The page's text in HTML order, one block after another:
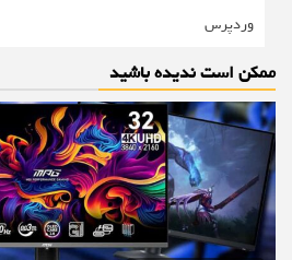
وردپرس
ممکن است ندیده باشید